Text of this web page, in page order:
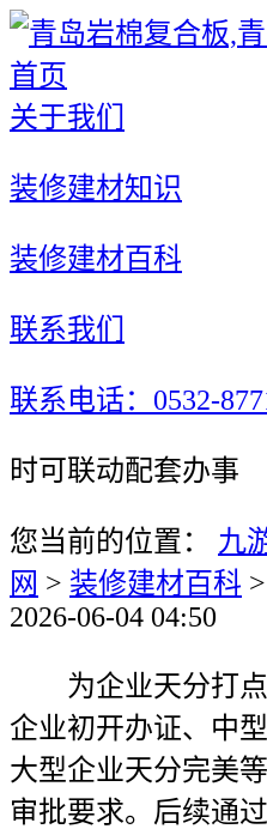
首页
关于我们
装修建材知识
装修建材百科
联系我们
联系电话：0532-
时可联动配套办事
您当前的位置： 九
网 > 装修建材百科 >
2026-06-04 04:50
为企业天分打点
企业初开办证、中
大型企业天分完美
审批要求。后续通